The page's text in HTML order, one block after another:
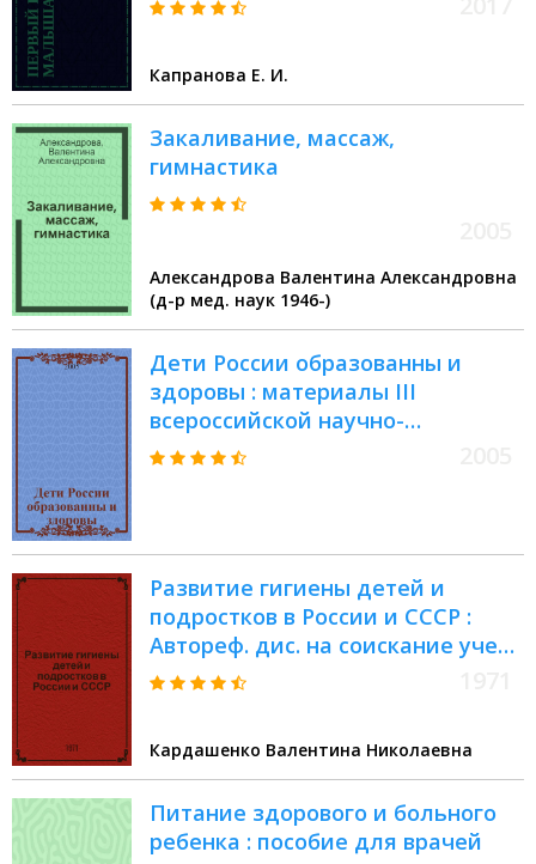
Капранова Е. И.
Закаливание, массаж,
гимнастика
Александрова Валентина Александровна
(д-р мед. наук 1946-)
Дети России образованны и
здоровы : материалы III
всероссийской научно-
практической конференции, г.
Развитие гигиены детей и
подростков в России и СССР :
Автореф. дис. на соискание учен.
степени д-ра мед. наук : (756)
Кардашенко Валентина Николаевна
Питание здорового и больного
ребенка : пособие для врачей